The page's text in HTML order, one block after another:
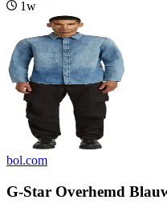
1w
bol.com
G-Star Overhemd